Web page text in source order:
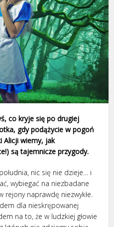
co kryje się po drugiej
gdy podążycie w pogoń
Alicji wiemy, jak
są tajemnicze przygody.
nic się nie dzieje… i
wybiegać na niezbadane
naprawdę niezwykłe.
dla nieskrępowanej
na to, że w ludzkiej głowie